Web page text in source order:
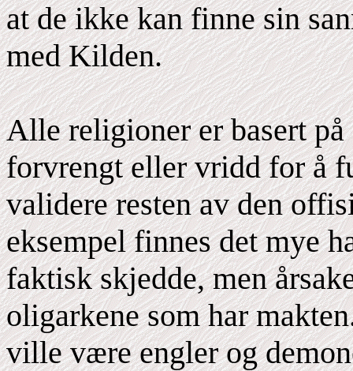
at de ikke kan finne sin
med Kilden.
Alle religioner er basert på
forvrengt eller vridd for å
validere resten av den
eksempel finnes det mye
faktisk skjedde, men
oligarkene som har
ville være engler og